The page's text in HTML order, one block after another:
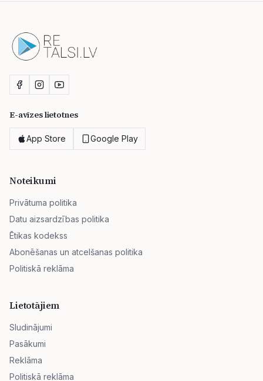
E-avīzes lietotnes
App Store Google Play
Noteikumi
Privātuma politika
Datu aizsardzības politika
Ētikas kodekss
Abonēšanas un atcelšanas politika
Politiskā reklāma
Lietotājiem
Sludinājumi
Pasākumi
Reklāma
Politiskā reklāma